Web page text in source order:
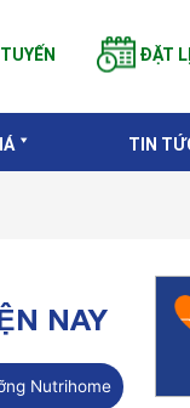
ĐẶT
TIN
NAY
Nutrihome